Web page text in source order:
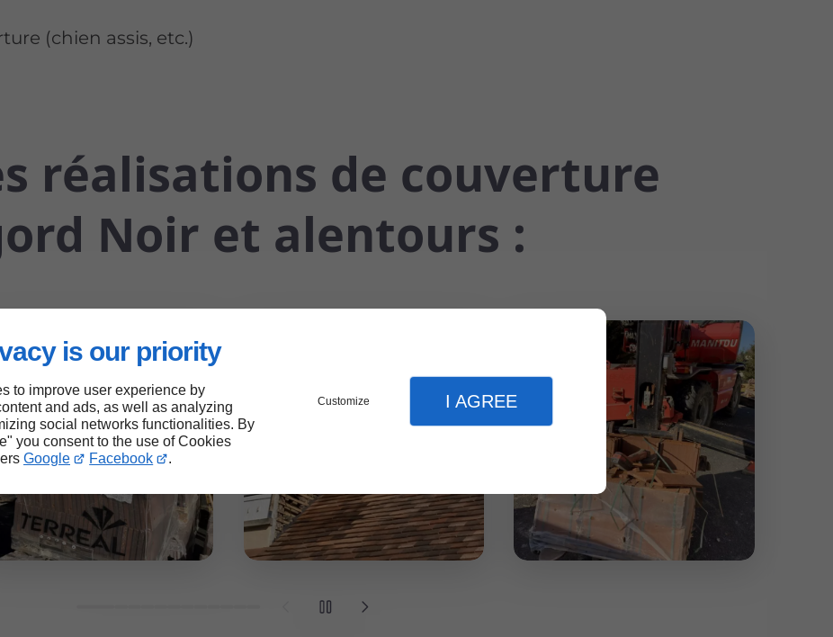
is our priority
to improve user experience by
and ads, as well as analyzing
social networks functionalities. By
you consent to the use of Cookies
Google Facebook .
Customize I AGREE
(chien assis, etc.)
réalisations de couverture
Noir et alentours :